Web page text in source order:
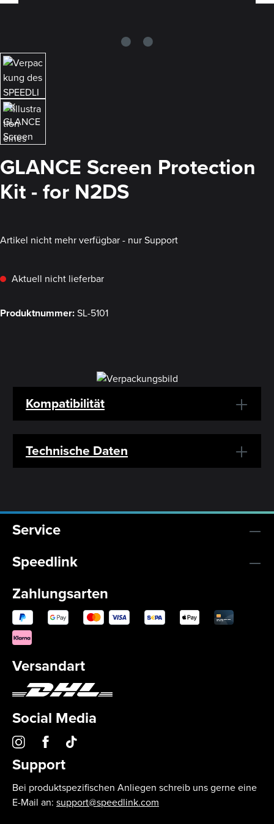
GLANCE Screen Protection
Kit - for N2DS
Artikel nicht mehr verfügbar - nur Support
Aktuell nicht lieferbar
Produktnummer:SL-5101
Kompatibilität
Technische Daten
Service
Speedlink
Zahlungsarten
Versandart
Social Media
Support
Bei produktspezifischen Anliegen schreib uns gerne eine
E-Mail an: support@speedlink.com